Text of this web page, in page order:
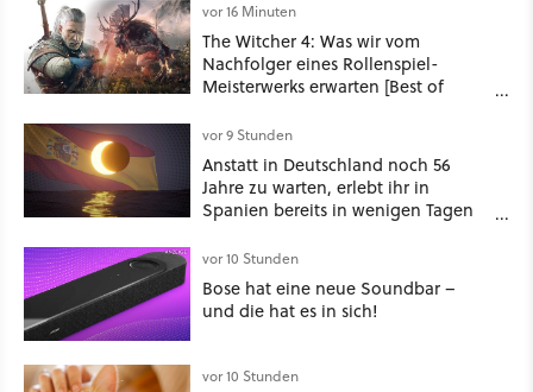
vor 16 Minuten
The Witcher 4: Was wir vom
Nachfolger eines Rollenspiel-
Meisterwerks erwarten [Best of
vor 9 Stunden
Anstatt in Deutschland noch 56
Jahre zu warten, erlebt ihr in
Spanien bereits in wenigen Tagen
vor 10 Stunden
Bose hat eine neue Soundbar –
und die hat es in sich!
vor 10 Stunden